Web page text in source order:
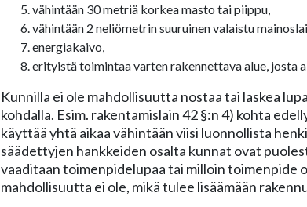
vähintään 30 metriä korkea masto tai piippu,
vähintään 2 neliömetrin suuruinen valaistu
energiakaivo,
erityistä toimintaa varten rakennettava alue, josta
Kunnilla ei ole mahdollisuutta nostaa tai laskea
kohdalla. Esim. rakentamislain 42 §:n 4) kohta
käyttää yhtä aikaa vähintään viisi luonnollista
säädettyjen hankkeiden osalta kunnat ovat
vaaditaan toimenpidelupaa tai milloin toimenpide
mahdollisuutta ei ole, mikä tulee lisäämään